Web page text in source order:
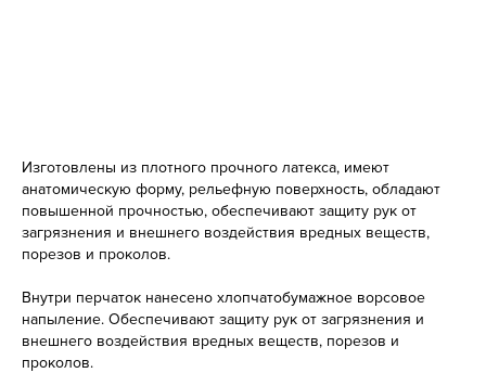
Изготовлены из плотного прочного латекса, имеют
анатомическую форму, рельефную поверхность, обладают
повышенной прочностью, обеспечивают защиту рук от
загрязнения и внешнего воздействия вредных веществ,
порезов и проколов.
Внутри перчаток нанесено хлопчатобумажное ворсовое
напыление. Обеспечивают защиту рук от загрязнения и
внешнего воздействия вредных веществ, порезов и
проколов.